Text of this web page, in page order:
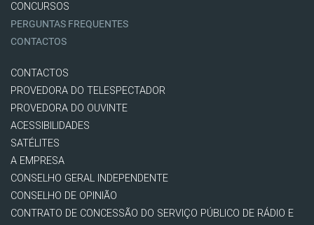
CONCURSOS
PERGUNTAS FREQUENTES
CONTACTOS
CONTACTOS
PROVEDORA DO TELESPECTADOR
PROVEDORA DO OUVINTE
ACESSIBILIDADES
SATÉLITES
A EMPRESA
CONSELHO GERAL INDEPENDENTE
CONSELHO DE OPINIÃO
CONTRATO DE CONCESSÃO DO SERVIÇO PÚBLICO DE RÁDIO E